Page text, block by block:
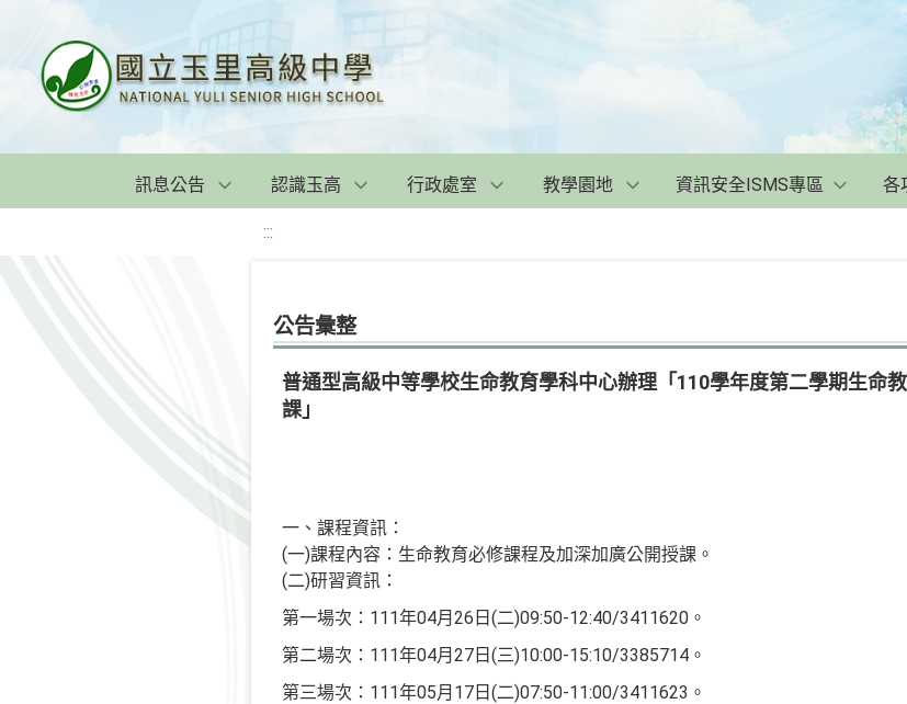
訊息公告 認識玉高 行政處室 教學園地 資訊安全ISMS專區 各
:::
公告彙整
普通型高級中等學校生命教育學科中心辦理「110學年度第二學期生命
課」
一、課程資訊：
(一)課程內容：生命教育必修課程及加深加廣公開授課。
(二)研習資訊：
第一場次：111年04月26日(二)09:50-12:40/3411620。
第二場次：111年04月27日(三)10:00-15:10/3385714。
第三場次：111年05月17日(二)07:50-11:00/3411623。